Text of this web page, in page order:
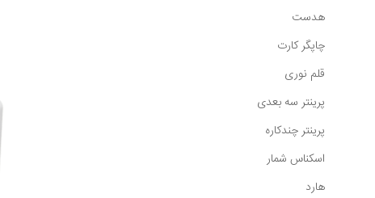
هدست
چاپگر کارت
قلم نوری
پرینتر سه بعدی
پرینتر چندکاره
اسکناس شمار
هارد